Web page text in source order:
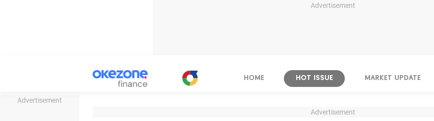
Advertisement
Advertisement
HOME HOT ISSUE MARKET UPDATE
Advertisement